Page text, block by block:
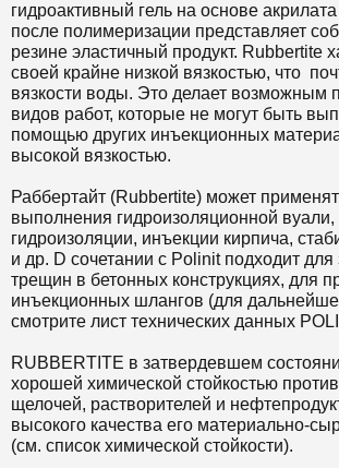
гидроактивный гель на основе
после полимеризации представляет
резине эластичный продукт. Rubbertite
своей крайне низкой вязкостью, что
вязкости воды. Это делает возможным
видов работ, которые не могут быть
помощью других инъекционных
высокой вязкостью.
Раббертайт (Rubbertite) может
выполнения гидроизоляционной вуали,
гидроизоляции, инъекции кирпича,
и др. D сочетании с Polinit подходит для
трещин в бетонных конструкциях, для
инъекционных шлангов (для
смотрите лист технических данных
RUBBERTITE в затвердевшем
хорошей химической стойкостью против
щелочей, растворителей и
высокого качества его материально-
(см. список химической стойкости).